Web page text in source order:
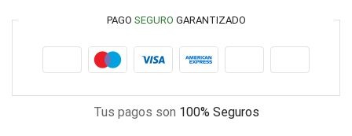
PAGO SEGURO GARANTIZADO
Tus pagos son 100% Seguros